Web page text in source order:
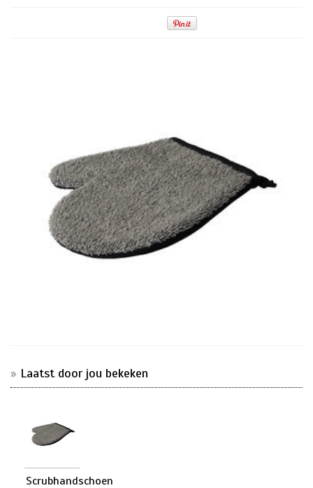
Laatst door jou bekeken
Scrubhandschoen